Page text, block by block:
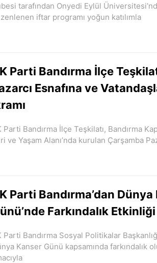
tarafından Onyedi Eylül
iftar programı yoğun katılımla
Parti Bandırma İlçe
Esnafına ve
Parti Bandırma İlçe Teşkilatı, Bandırma
ve Yaşam Alanı’nda kurulan Çarşamba
Parti Bandırma’dan
Farkındalık Etkinliği
Parti Bandırma Sosyal Politikalar
Kanser Günü kapsamında farkındalık